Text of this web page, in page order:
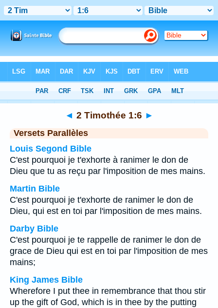
Chapitre 1 > Verset 6
◄ 2 Timothée 1:6 ►
Versets Parallèles
Louis Segond Bible
C'est pourquoi je t'exhorte à ranimer le don de
Dieu que tu as reçu par l'imposition de mes mains.
Martin Bible
C'est pourquoi je t'exhorte de ranimer le don de
Dieu, qui est en toi par l'imposition de mes mains.
Darby Bible
C'est pourquoi je te rappelle de ranimer le don de
grace de Dieu qui est en toi par l'imposition de mes
mains;
King James Bible
Wherefore I put thee in remembrance that thou stir
up the gift of God, which is in thee by the putting